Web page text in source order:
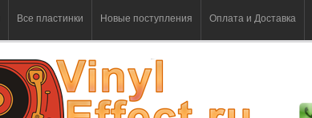
Все пластинки Новые поступления Оплата и Доставка